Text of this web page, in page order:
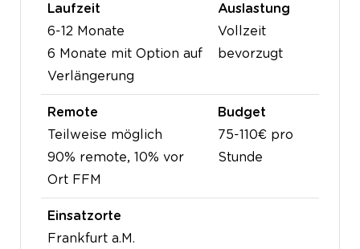
Laufzeit
6-12 Monate
6 Monate mit Option auf
Verlängerung
Auslastung
Vollzeit
bevorzugt
Remote
Teilweise möglich
90% remote, 10% vor
Ort FFM
Budget
75-110€ pro
Stunde
Einsatzorte
Frankfurt a.M.